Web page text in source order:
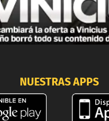
NUESTRAS APPS